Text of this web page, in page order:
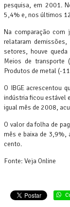
pesquisa, em 2001.
5,4% e, nos últimos
Na comparação com
relataram
setores, houve
Meios de transporte
Produtos de metal (-
O IBGE acrescentou
indústria ficou estável
igual mês de 2008,
O valor da folha de
mês e baixa de 3,9%,
cento.
Fonte: Veja Online